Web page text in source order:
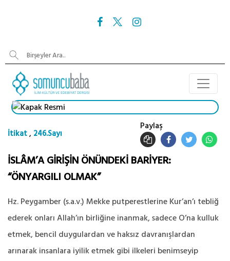
İtikat, 246.Sayı
Paylaş
İSLÂM’A GİRİŞİN ÖNÜNDEKİ BARİYER:
“ÖNYARGILI OLMAK”
Hz. Peygamber (s.a.v.) Mekke putperestlerine Kur’an’ı tebliğ
ederek onları Allah’ın birliğine inanmak, sadece O’na kulluk
etmek, bencil duygulardan ve haksız davranışlardan
arınarak insanlara iyilik etmek gibi ilkeleri benimseyip